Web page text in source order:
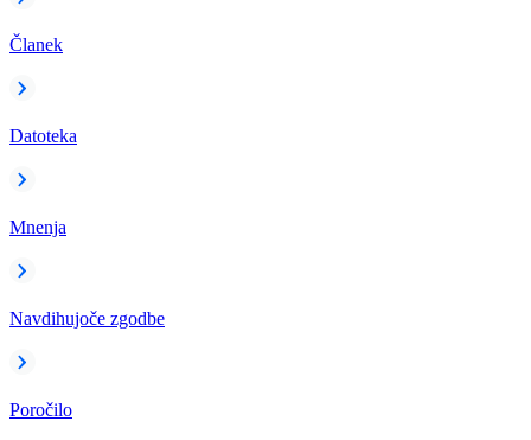
Članek
Datoteka
Mnenja
Navdihujoče zgodbe
Poročilo